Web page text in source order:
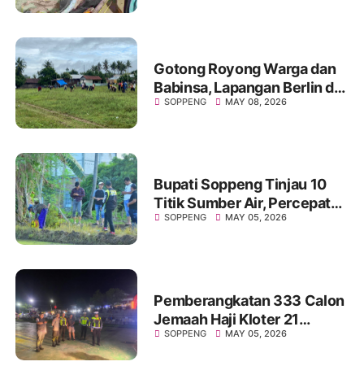
Gotong Royong Warga dan
Babinsa, Lapangan Berlin di
Desa Laringgi Kembali
SOPPENG MAY 08, 2026
Bupati Soppeng Tinjau 10
Titik Sumber Air, Percepat
Program Listrik Masuk
SOPPENG MAY 05, 2026
Pemberangkatan 333 Calon
Jemaah Haji Kloter 21
Soppeng Berlangsung Aman
SOPPENG MAY 05, 2026